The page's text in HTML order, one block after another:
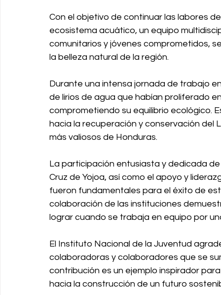
Con el objetivo de continuar las labores
ecosistema acuático, un equipo
comunitarios y jóvenes comprometidos,
la belleza natural de la región.
Durante una intensa jornada de trabajo
de lirios de agua que habían proliferado
comprometiendo su equilibrio ecológico.
hacia la recuperación y conservación del
más valiosos de Honduras.
La participación entusiasta y dedicada
Cruz de Yojoa, así como el apoyo y
fueron fundamentales para el éxito de
colaboración de las instituciones
lograr cuando se trabaja en equipo por
El Instituto Nacional de la Juventud
colaboradoras y colaboradores que se
contribución es un ejemplo inspirador
hacia la construcción de un futuro